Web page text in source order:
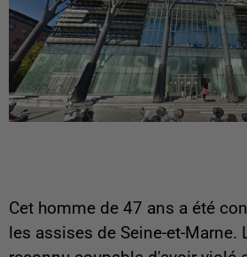
Cet homme de 47 ans a été
les assises de Seine-et-Marne.